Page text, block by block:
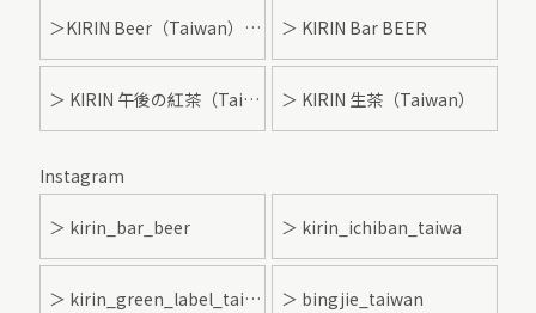
＞KIRIN Beer（Taiwan）- 麒麟啤酒 ＞ KIRIN Bar BEER
＞ KIRIN 午後の紅茶（Taiwan） ＞ KIRIN 生茶（Taiwan）
Instagram
＞ kirin_bar_beer ＞ kirin_ichiban_taiwa
＞ kirin_green_label_taiwan ＞ bingjie_taiwan